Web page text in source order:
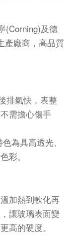
(Corning)及德
產廠商，高品質
排氣快，表整
需擔心傷手
為具高透光、
彩。
加熱到軟化再
讓玻璃表面變
高的硬度。